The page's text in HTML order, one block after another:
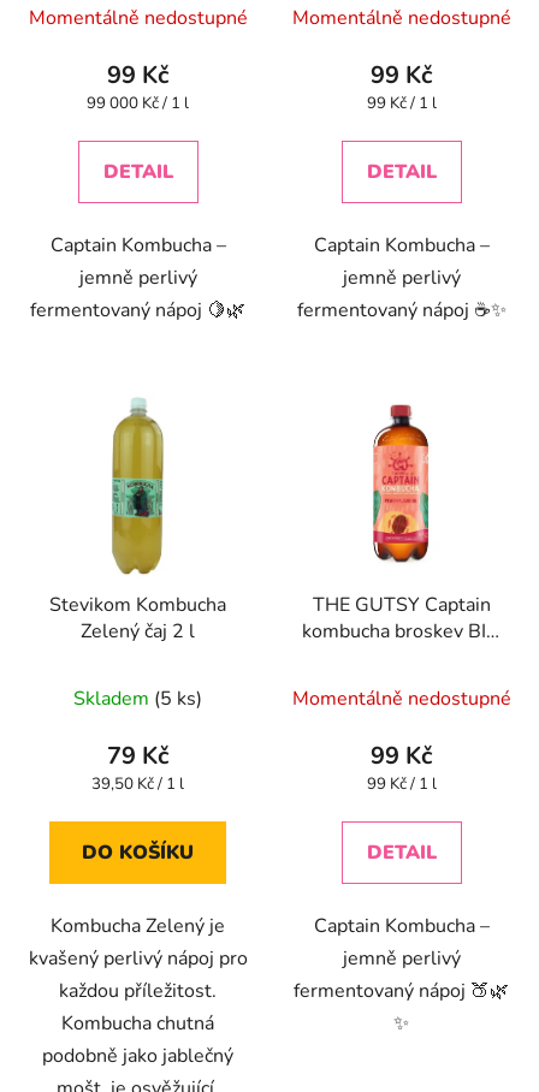
Momentálně nedostupné
99 Kč
Měrná
99 000 Kč / 1 l
DETAIL
Captain Kombucha –
jemně perlivý
fermentovaný nápoj 🍋🌿
Momentálně nedostupné
99 Kč
Měrná
99 Kč / 1 l
DETAIL
Captain Kombucha –
jemně perlivý
fermentovaný nápoj ☕✨
Stevikom Kombucha
Zelený čaj 2 l
hodnocení
produktu
je
z
Skladem (5 ks)
79 Kč
Měrná
39,50 Kč / 1 l
DO KOŠÍKU
Kombucha Zelený je
kvašený perlivý nápoj pro
každou příležitost.
Kombucha chutná
podobně jako jablečný
THE GUTSY Captain
kombucha broskev BIO
Momentálně nedostupné
99 Kč
Měrná
99 Kč / 1 l
DETAIL
Captain Kombucha –
jemně perlivý
fermentovaný nápoj 🍑🌿
✨